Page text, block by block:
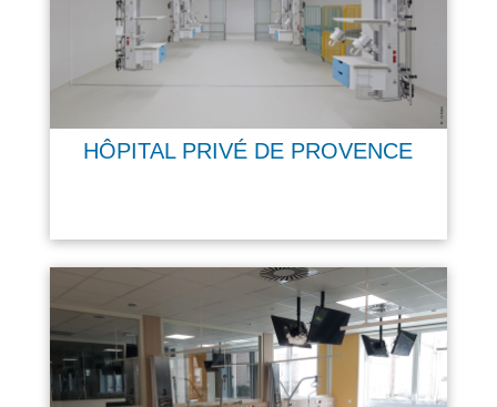
HÔPITAL PRIVÉ DE PROVENCE